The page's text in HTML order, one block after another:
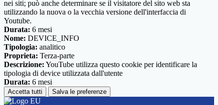
nei siti; può anche determinare se il visitatore del sito web sta
utilizzando la nuova o la vecchia versione dell'interfaccia di
Youtube.
Durata: 6 mesi
Nome: DEVICE_INFO
Tipologia: analitico
Proprieta: Terza-parte
Descrizione: YouTube utilizza questo cookie per identificare la
tipologia di device utilizzata dall'utente
Durata: 6 mesi
Accetta tutti Salva le preferenze